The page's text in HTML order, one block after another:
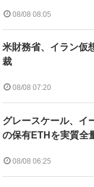
08/08 08:05
米財務省、イラン仮
裁
08/08 07:20
グレースケール、イ
の保有ETHを実質全
08/08 06:25